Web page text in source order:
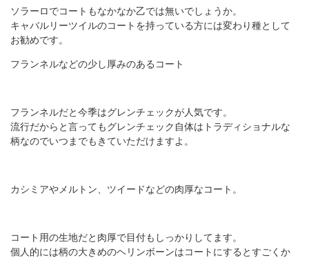
ソラーロでコートもなかなか乙では無いでしょうか。
キャバルリーツイルのコートを持っている方には変わり種として
お勧めです。
フランネルなどの少し厚みのあるコート
フランネルだと今季はグレンチェックが人気です。
流行だからと言ってもグレンチェック自体はトラディショナルな
柄なのでいつまでもきていただけますよ。
カシミアやメルトン、ツイードなどの肉厚なコート。
コート用の生地だと肉厚で目付もしっかりしてます。
個人的には柄の大きめのヘリンボーンはコートにするとすごくか